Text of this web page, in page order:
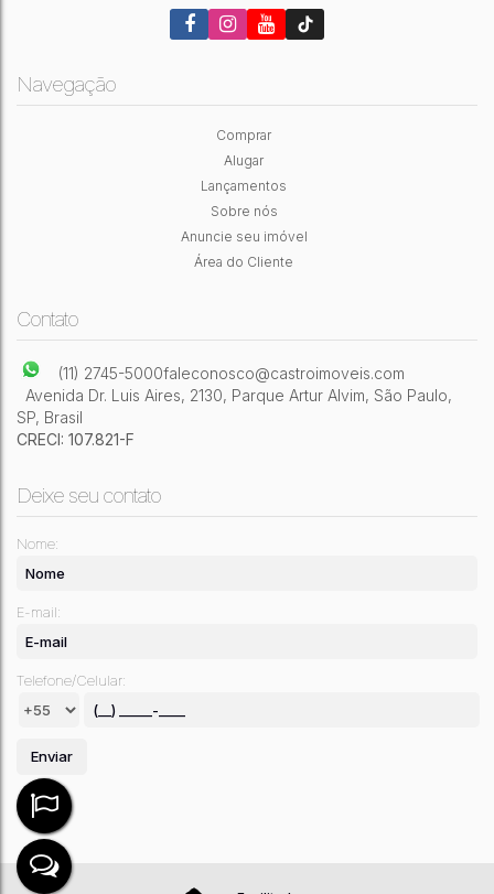
Navegação
Comprar
Alugar
Lançamentos
Sobre nós
Anuncie seu imóvel
Área do Cliente
Contato
(11) 2745-5000faleconosco@castroimoveis.com
Avenida Dr. Luis Aires, 2130, Parque Artur Alvim, São Paulo,
SP, Brasil
CRECI: 107.821-F
Deixe seu contato
Nome:
E-mail:
Telefone/Celular: